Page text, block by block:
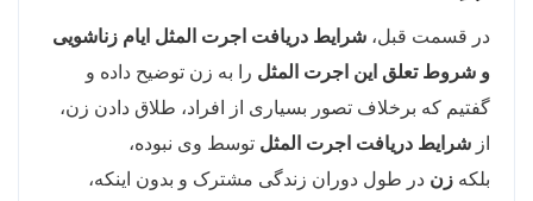
در قسمت قبل، شرایط دریافت اجرت المثل ایام زناشویی
و شروط تعلق این اجرت المثل را به زن توضیح داده و
گفتیم که برخلاف تصور بسیاری از افراد، طلاق دادن زن،
از شرایط دریافت اجرت المثل توسط وی نبوده،
بلکه زن در طول دوران زندگی مشترک و بدون اینکه،